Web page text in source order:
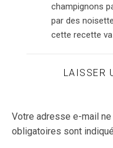
champignons
par des
cette recette
LAISSER
Votre adresse e-mail
obligatoires sont